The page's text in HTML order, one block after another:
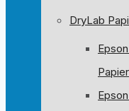
DryLab
Papier